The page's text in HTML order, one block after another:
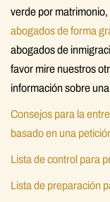
verde por matrimonio,
abogados de forma
abogados de
favor mire nuestros
información sobre
Consejos para la
basado en una
Lista de control para
Lista de preparación